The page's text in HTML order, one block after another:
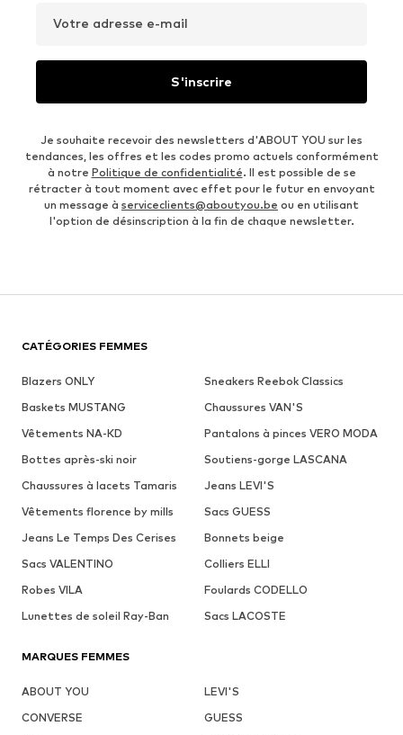
Votre adresse e-mail
S'inscrire
Je souhaite recevoir des newsletters d'ABOUT YOU sur les
tendances, les offres et les codes promo actuels conformément
à notre Politique de confidentialité. Il est possible de se
rétracter à tout moment avec effet pour le futur en envoyant
un message à serviceclients@aboutyou.be ou en utilisant
l'option de désinscription à la fin de chaque newsletter.
CATÉGORIES FEMMES
Blazers ONLY
Sneakers Reebok Classics
Baskets MUSTANG
Chaussures VAN'S
Vêtements NA-KD
Pantalons à pinces VERO MODA
Bottes après-ski noir
Soutiens-gorge LASCANA
Chaussures à lacets Tamaris
Jeans LEVI'S
Vêtements florence by mills
Sacs GUESS
Jeans Le Temps Des Cerises
Bonnets beige
Sacs VALENTINO
Colliers ELLI
Robes VILA
Foulards CODELLO
Lunettes de soleil Ray-Ban
Sacs LACOSTE
MARQUES FEMMES
ABOUT YOU
LEVI'S
CONVERSE
GUESS